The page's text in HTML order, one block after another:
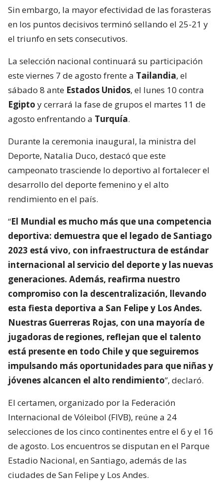
Sin embargo, la mayor efectividad de las forasteras
en los puntos decisivos terminó sellando el 25-21 y
el triunfo en sets consecutivos.
La selección nacional continuará su participación
este viernes 7 de agosto frente a Tailandia, el
sábado 8 ante Estados Unidos, el lunes 10 contra
Egipto y cerrará la fase de grupos el martes 11 de
agosto enfrentando a Turquía.
Durante la ceremonia inaugural, la ministra del
Deporte, Natalia Duco, destacó que este
campeonato trasciende lo deportivo al fortalecer el
desarrollo del deporte femenino y el alto
rendimiento en el país.
“El Mundial es mucho más que una competencia
deportiva: demuestra que el legado de Santiago
2023 está vivo, con infraestructura de estándar
internacional al servicio del deporte y las nuevas
generaciones. Además, reafirma nuestro
compromiso con la descentralización, llevando
esta fiesta deportiva a San Felipe y Los Andes.
Nuestras Guerreras Rojas, con una mayoría de
jugadoras de regiones, reflejan que el talento
está presente en todo Chile y que seguiremos
impulsando más oportunidades para que niñas y
jóvenes alcancen el alto rendimiento”, declaró.
El certamen, organizado por la Federación
Internacional de Vóleibol (FIVB), reúne a 24
selecciones de los cinco continentes entre el 6 y el 16
de agosto. Los encuentros se disputan en el Parque
Estadio Nacional, en Santiago, además de las
ciudades de San Felipe y Los Andes.